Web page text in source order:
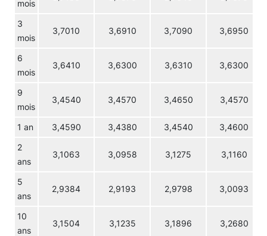
mois
3
mois
3,7010 3,6910 3,7090 3,6950
6
mois
3,6410 3,6300 3,6310 3,6300
9
mois
3,4540 3,4570 3,4650 3,4570
1 an 3,4590 3,4380 3,4540 3,4600
2
ans
3,1063 3,0958 3,1275 3,1160
5
ans
2,9384 2,9193 2,9798 3,0093
10
ans
3,1504 3,1235 3,1896 3,2680